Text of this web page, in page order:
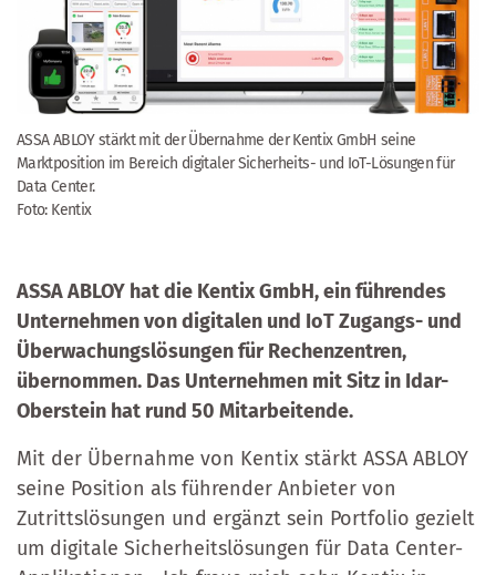
ASSA ABLOY stärkt mit der Übernahme der Kentix GmbH seine
Marktposition im Bereich digitaler Sicherheits- und IoT-Lösungen für
Data Center.
Foto: Kentix
ASSA ABLOY hat die Kentix GmbH, ein führendes
Unternehmen von digitalen und IoT Zugangs- und
Überwachungslösungen für Rechenzentren,
übernommen. Das Unternehmen mit Sitz in Idar-
Oberstein hat rund 50 Mitarbeitende.
Mit der Übernahme von Kentix stärkt ASSA ABLOY
seine Position als führender Anbieter von
Zutrittslösungen und ergänzt sein Portfolio gezielt
um digitale Sicherheitslösungen für Data Center-